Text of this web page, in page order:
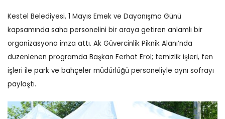
Kestel Belediyesi, 1 Mayıs Emek ve Dayanışma Günü
kapsamında saha personelini bir araya getiren anlamlı bir
organizasyona imza attı. Ak Güvercinlik Piknik Alanı’nda
düzenlenen programda Başkan Ferhat Erol; temizlik işleri, fen
işleri ile park ve bahçeler müdürlüğü personeliyle aynı sofrayı
paylaştı.